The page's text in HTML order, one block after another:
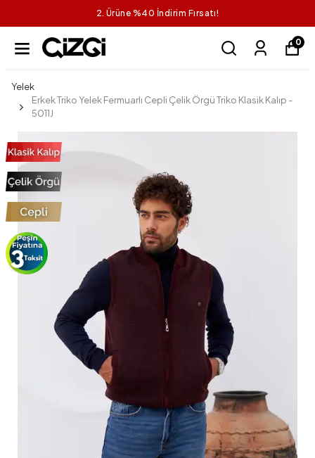
2. Ürüne %40 İndirim Fırsatı!
0
Yelek
Erkek Triko Yelek Fermuarlı Cepli Çelik Örgü Triko Klasik Kalıp -
5011J